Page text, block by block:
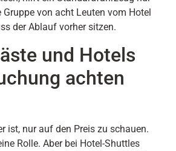
Gruppe von acht Leuten vom Hotel
der Ablauf vorher sitzen.
und Hotels
achten
ist, nur auf den Preis zu schauen.
Rolle. Aber bei Hotel-Shuttles